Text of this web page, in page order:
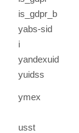
is_gdpr_b
yabs-sid
i
yandexuid
yuidss
ymex
usst